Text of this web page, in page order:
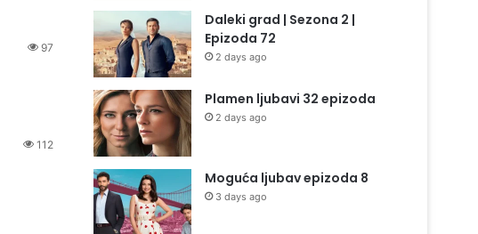
97
112
Daleki grad | Sezona 2 |
Epizoda 72
2 days ago
Plamen ljubavi 32 epizoda
2 days ago
Moguća ljubav epizoda 8
3 days ago